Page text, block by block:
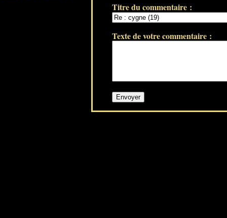
Titre du commentaire :
Texte de votre commentaire :